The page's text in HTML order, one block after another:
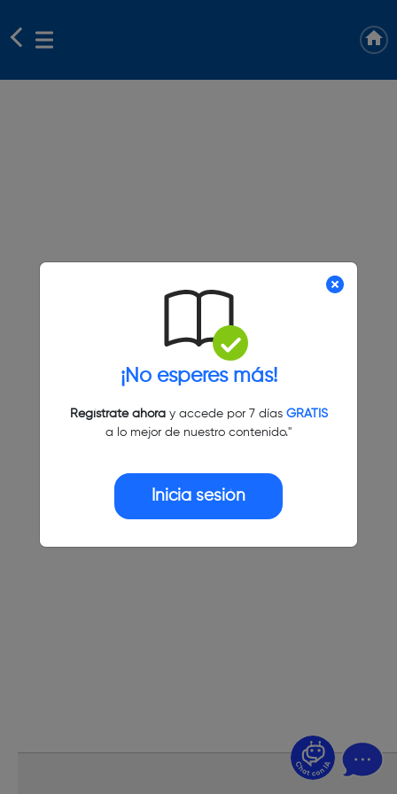
¡No esperes más!
Regístrate ahoray accede por 7 días GRATIS
a lo mejor de nuestro contenido."
Inicia sesión